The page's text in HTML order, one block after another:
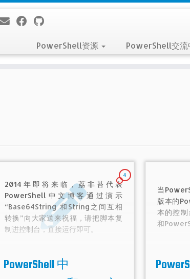
PowerShell资源 PowerShell交流
4
2014年即将来临，荔非苔代表
PowerShell中文博客通过演示
“Base64String 和String之间互相
转换”向大家送来祝福，请把脚本复
制进控制台，直接运行即可。
PowerShell 中
当
版本的
本的控
和